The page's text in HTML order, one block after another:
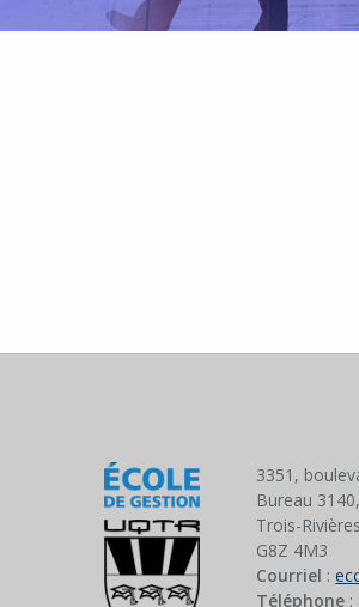
3351,
Bureau
Trois-
G8Z 4M3
Courriel :
Téléphone :